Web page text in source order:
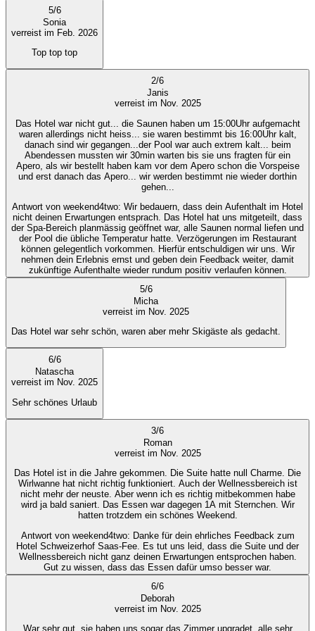
5/6
Sonia
verreist im Feb. 2026
Top top top
2/6
Janis
verreist im Nov. 2025
Das Hotel war nicht gut... die Saunen haben um 15:00Uhr aufgemacht
waren allerdings nicht heiss... sie waren bestimmt bis 16:00Uhr kalt,
danach sind wir gegangen...der Pool war auch extrem kalt... beim
Abendessen mussten wir 30min warten bis sie uns fragten für ein
Apero, als wir bestellt haben kam vor dem Apero schon die Vorspeise
und erst danach das Apero... wir werden bestimmt nie wieder dorthin
gehen...
Antwort von weekend4two: Wir bedauern, dass dein Aufenthalt im Hotel
nicht deinen Erwartungen entsprach. Das Hotel hat uns mitgeteilt, dass
der Spa-Bereich planmässig geöffnet war, alle Saunen normal liefen und
der Pool die übliche Temperatur hatte. Verzögerungen im Restaurant
können gelegentlich vorkommen. Hierfür entschuldigen wir uns. Wir
nehmen dein Erlebnis ernst und geben dein Feedback weiter, damit
zukünftige Aufenthalte wieder rundum positiv verlaufen können.
5/6
Micha
verreist im Nov. 2025
Das Hotel war sehr schön, waren aber mehr Skigäste als gedacht.
6/6
Natascha
verreist im Nov. 2025
Sehr schönes Urlaub
3/6
Roman
verreist im Nov. 2025
Das Hotel ist in die Jahre gekommen. Die Suite hatte null Charme. Die
Wirlwanne hat nicht richtig funktioniert. Auch der Wellnessbereich ist
nicht mehr der neuste. Aber wenn ich es richtig mitbekommen habe
wird ja bald saniert. Das Essen war dagegen 1A mit Sternchen. Wir
hatten trotzdem ein schönes Weekend.
Antwort von weekend4two: Danke für dein ehrliches Feedback zum
Hotel Schweizerhof Saas-Fee. Es tut uns leid, dass die Suite und der
Wellnessbereich nicht ganz deinen Erwartungen entsprochen haben.
Gut zu wissen, dass das Essen dafür umso besser war.
6/6
Deborah
verreist im Nov. 2025
War sehr gut, sie haben uns sogar das Zimmer upgradet, alle sehr